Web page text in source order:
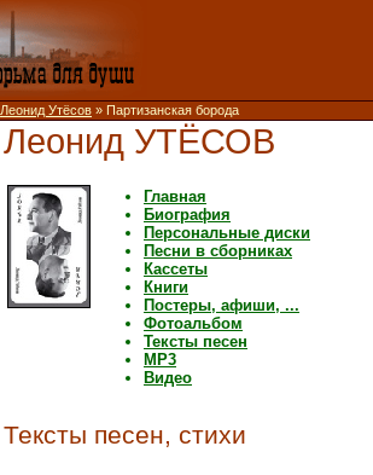
Леонид Утёсов » Партизанская борода
Леонид УТЁСОВ
Главная
Биография
Персональные диски
Песни в сборниках
Кассеты
Книги
Постеры, афиши, ...
Фотоальбом
Тексты песен
MP3
Видео
Тексты песен, стихи